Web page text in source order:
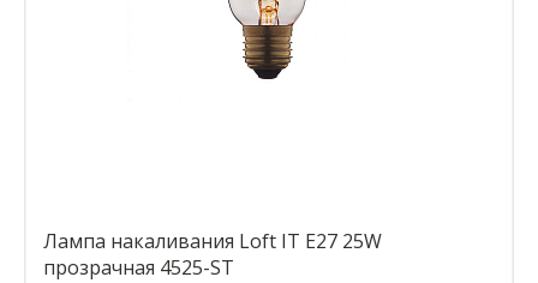
Лампа накаливания Loft IT E27 25W
прозрачная 4525-ST